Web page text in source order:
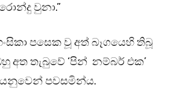
වුනා.”
පසෙක වූ අත් බෑගයෙහි තිබූ
අත තැබුවේ ‘පින් නම්බර් එක’
පවසමින්ය.